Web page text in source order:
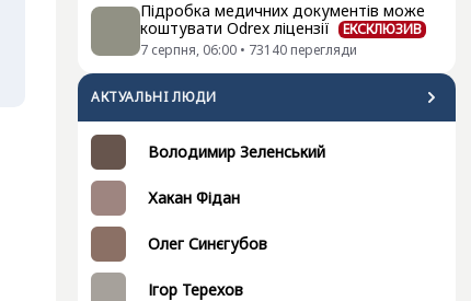
Підробка медичних документів може
коштувати Odrex ліцензії
ЕКСКЛЮЗИВ
7 серпня, 06:00 • 73140 перегляди
АКТУАЛЬНI ЛЮДИ
Володимир Зеленський
Хакан Фідан
Олег Синєгубов
Ігор Терехов